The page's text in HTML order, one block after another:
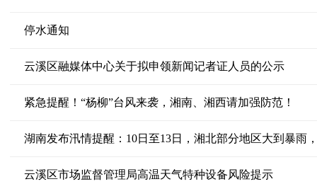
停水通知
云溪区融媒体中心关于拟申领新闻记者证人员的公示
紧急提醒！“杨柳”台风来袭，湘南、湘西请加强防范！
湖南发布汛情提醒：10日至13日，湘北部分地区大到暴雨
云溪区市场监督管理局高温天气特种设备风险提示